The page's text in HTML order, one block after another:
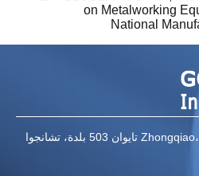
on Metalworking
National
503 بلدة، تشانجوا